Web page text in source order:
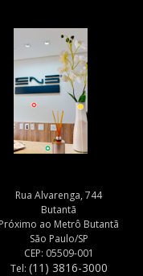
Rua Alvarenga, 744
Butantã
Próximo ao Metrô Butantã
São Paulo/SP
CEP: 05509-001
Tel: (11) 3816-3000